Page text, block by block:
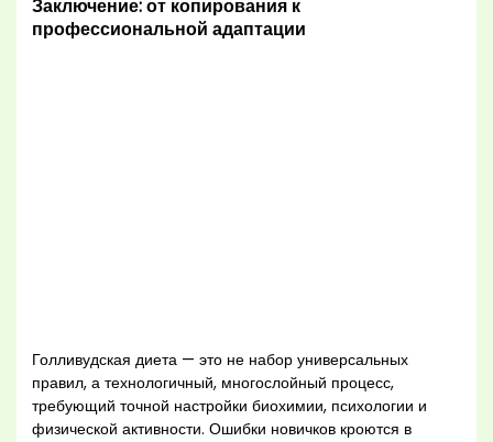
Заключение: от копирования к
профессиональной адаптации
Голливудская диета — это не набор универсальных
правил, а технологичный, многослойный процесс,
требующий точной настройки биохимии, психологии и
физической активности. Ошибки новичков кроются в